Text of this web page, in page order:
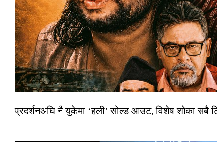
प्रदर्शनअघि नै युकेमा ‘हली’ सोल्ड आउट, विशेष शोका सबै